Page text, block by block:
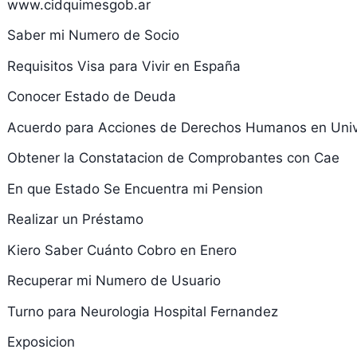
www.cidquimesgob.ar
Saber mi Numero de Socio
Requisitos Visa para Vivir en España
Conocer Estado de Deuda
Acuerdo para Acciones de Derechos Humanos en
Obtener la Constatacion de Comprobantes con Cae
En que Estado Se Encuentra mi Pension
Realizar un Préstamo
Kiero Saber Cuánto Cobro en Enero
Recuperar mi Numero de Usuario
Turno para Neurologia Hospital Fernandez
Exposicion